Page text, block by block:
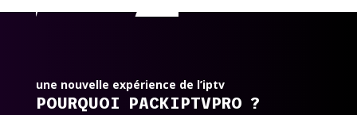
une nouvelle expérience de l’iptv
POURQUOI PACKIPTVPRO ?